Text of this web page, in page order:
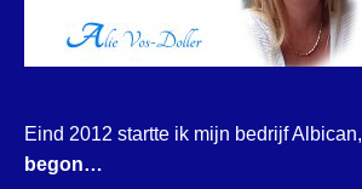
Eind 2012 startte ik mijn bedrijf Albican,
begon…